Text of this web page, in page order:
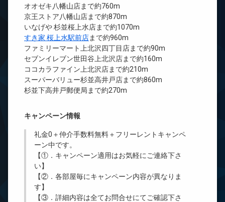
オオゼキ八幡山店まで約760m
京王ストア八幡山店まで約870m
いなげや 杉並桜上水店まで約1070m
すき家 桜上水駅前店まで約960m
ファミリーマート上北沢四丁目店まで約90m
セブンイレブン世田谷上北沢店まで約160m
ココカラファイン上北沢店まで約210m
スーパーバリュー杉並高井戸店まで約860m
杉並下高井戸郵便局まで約270m
キャンペーン情報
礼金0 ＋仲介手数料無料＋ フリーレント キャンペ
ーン中です。
【①．キャンペーン適用はお気軽にご連絡下さ
い】
【②．各部屋毎にキャンペーン内容が異なりま
す】
【③．詳細内容は全てお問合せにてご確認下さ